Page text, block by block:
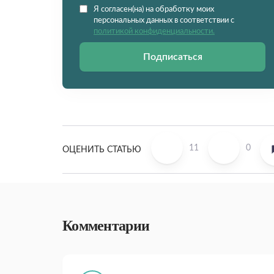
Я согласен(на) на обработку моих
персональных данных в соответствии с
политикой конфиденциальности.
Подписаться
ОЦЕНИТЬ СТАТЬЮ 11 0
Комментарии